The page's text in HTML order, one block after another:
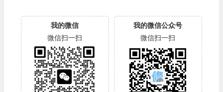
我的微信
微信扫一扫
我的微信公众号
微信扫一扫